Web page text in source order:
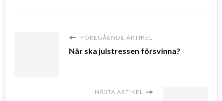
FÖREGÅENDE ARTIKEL
När ska julstressen försvinna?
NÄSTA ARTIKEL